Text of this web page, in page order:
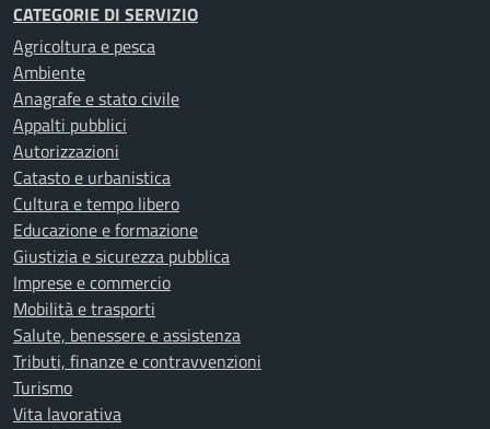
CATEGORIE DI SERVIZIO
Agricoltura e pesca
Ambiente
Anagrafe e stato civile
Appalti pubblici
Autorizzazioni
Catasto e urbanistica
Cultura e tempo libero
Educazione e formazione
Giustizia e sicurezza pubblica
Imprese e commercio
Mobilità e trasporti
Salute, benessere e assistenza
Tributi, finanze e contravvenzioni
Turismo
Vita lavorativa